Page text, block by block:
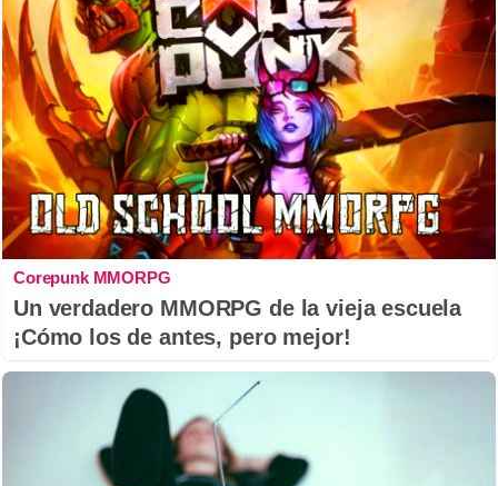
Corepunk MMORPG
Un verdadero MMORPG de la vieja escuela
¡Cómo los de antes, pero mejor!